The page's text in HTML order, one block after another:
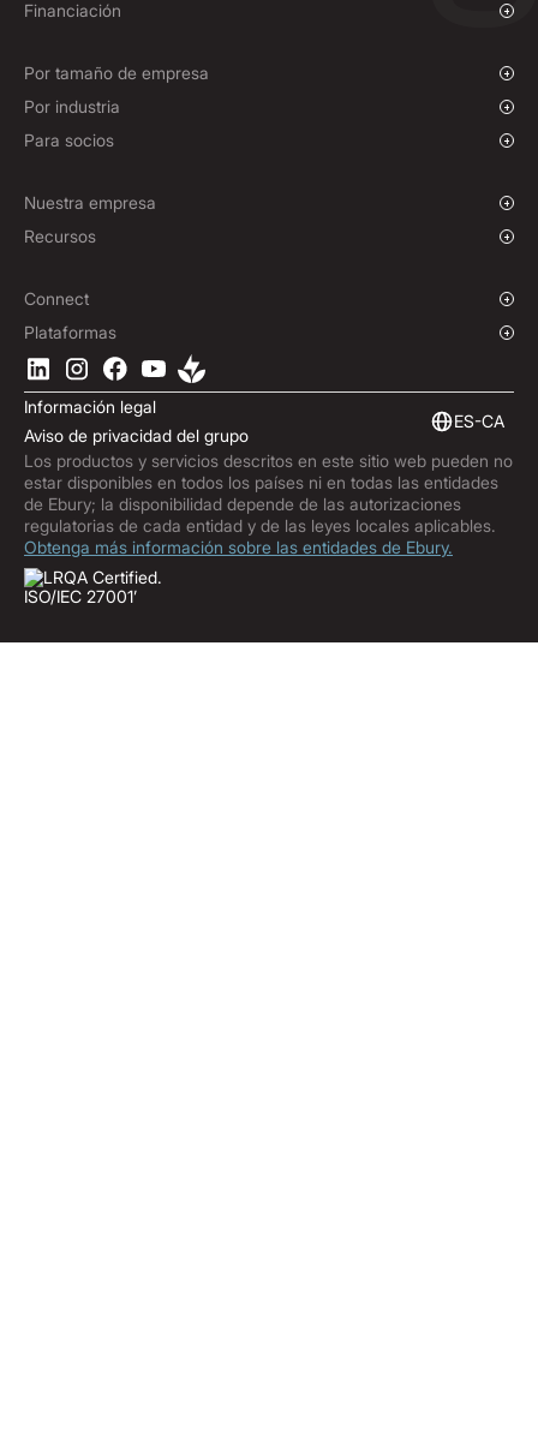
Descripción general
Seguros de tipo de cambio
Políticas de cobertura
Financiación
Por tamaño de empresa
Empresas en fase de crecimiento
Grandes empresas
Por industria
ONG y entidades sin ánimo de lucro
E-commerce
Para socios
Soluciones de marca blanca
Nuestra empresa
Sobre nosotros
Dónde estamos
Contacto
Recursos
Blog
Centro de ayuda
Podcast
Análisis de mercado
Suscríbete a Ebury
Actualizaciones de productos
Centro de lucha contra el fraude
Trust Centre
Connect
Descripción general
API empresariales
Integraciones software
Finanzas integradas
Plataformas
Descarga la App de Ebury
Información legal
Aviso de privacidad del grupo
ES-CA
Los productos y servicios descritos en este sitio web pueden no
estar disponibles en todos los países ni en todas las entidades
de Ebury; la disponibilidad depende de las autorizaciones
regulatorias de cada entidad y de las leyes locales aplicables.
Obtenga más información sobre las entidades de Ebury.